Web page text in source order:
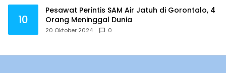
10
Pesawat Perintis SAM Air Jatuh di Gorontalo, 4
Orang Meninggal Dunia
20 Oktober 2024 0